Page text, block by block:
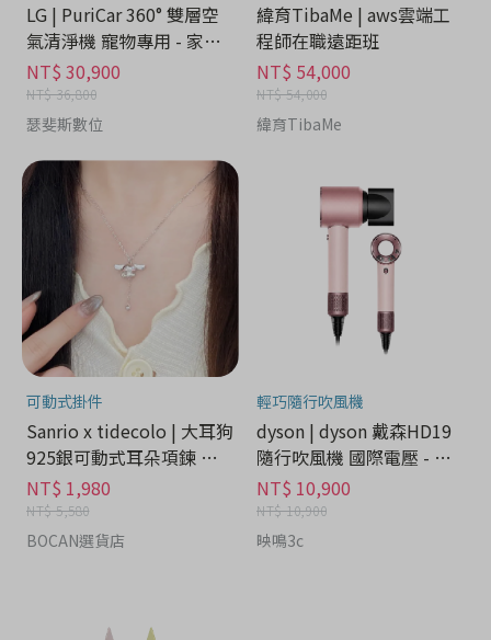
LG | PuriCar 360° 雙層空
氣清淨機 寵物專用 - 家電
分期
NT$ 30,900
NT$ 36,800
瑟斐斯數位
緯育TibaMe | aws雲端工
程師在職遠距班
NT$ 54,000
NT$ 54,000
緯育TibaMe
可動式掛件
Sanrio x tidecolo | 大耳狗
925銀可動式耳朵項鍊 禮
盒 - 流行潮牌分期
NT$ 1,980
NT$ 5,580
BOCAN選貨店
輕巧隨行吹風機
dyson | dyson 戴森HD19
隨行吹風機 國際電壓 - 家
電分期
NT$ 10,900
NT$ 10,900
映鳴3c